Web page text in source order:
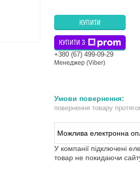
КУПИТИ
КУПИТИ З
+380 (67) 499-09-29
Менеджер (Viber)
повернення товару
У компанії підключені
товар не покидаючи